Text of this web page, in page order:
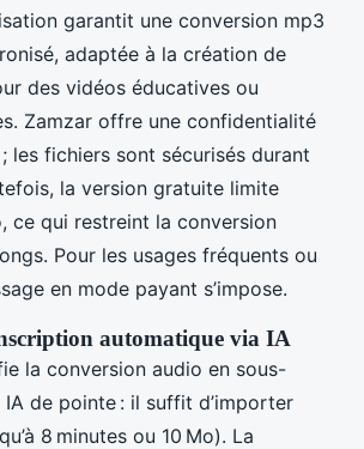
garantit une conversion mp3
adaptée à la création de
des vidéos éducatives ou
Zamzar offre une confidentialité
les fichiers sont sécurisés durant
la version gratuite limite
ce qui restreint la conversion
Pour les usages fréquents ou
en mode payant s’impose.
automatique via IA
la conversion audio en sous-
de pointe : il suffit d’importer
8 minutes ou 10 Mo). La